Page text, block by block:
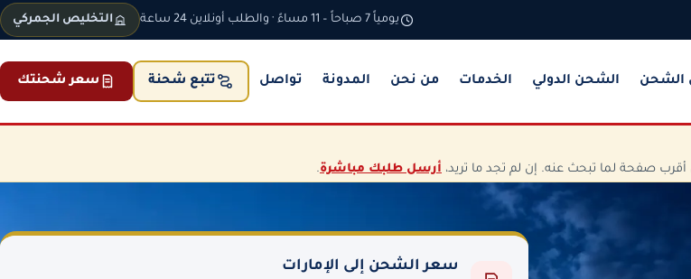
يومياً 7 صباحاً – 11 مساءً · والطلب أونلاين 24 ساعة التخليص الجمركي
الشحن الشحن الدولي الخدمات من نحن المدونة تواصل تتبع شحنة سعر شحنتك
صفحة لما تبحث عنه. إن لم تجد ما تريد، أرسل طلبك مباشرة.
سعر الشحن إلى الإمارات